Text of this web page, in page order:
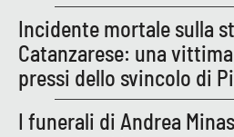
Venti di comunicazione
STREAMING
LaC TV
Incidente mortale sulla
Catanzarese: una
pressi dello svincolo di
I funerali di Andrea